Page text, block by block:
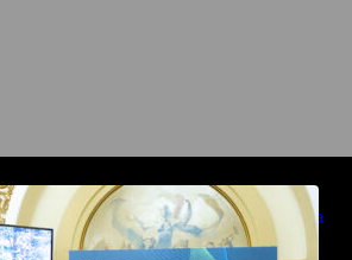
aduce la COMM26 tehnologii de
si Digital Energy pentru monitorizarea
real a infrastrucrutilor critice